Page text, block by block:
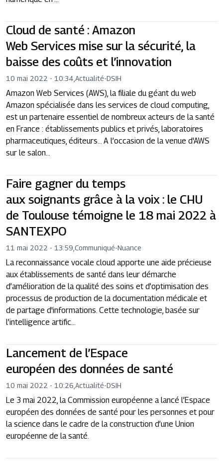
Cloud de santé : Amazon
Web Services mise sur la sécurité, la
baisse des coûts et l’innovation
10 mai 2022 - 10:34 Actualité-DSIH
Amazon Web Services (AWS), la filiale du géant du web
Amazon spécialisée dans les services de cloud computing,
est un partenaire essentiel de nombreux acteurs de la santé
en France : établissements publics et privés, laboratoires
pharmaceutiques, éditeurs… A l’occasion de la venue d'AWS
sur le salon...
Faire gagner du temps
aux soignants grâce à la voix : le CHU
de Toulouse témoigne le 18 mai 2022 à
SANTEXPO
11 mai 2022 - 13:59 Communiqué-Nuance
La reconnaissance vocale cloud apporte une aide précieuse
aux établissements de santé dans leur démarche
d’amélioration de la qualité des soins et d’optimisation des
processus de production de la documentation médicale et
de partage d'informations. Cette technologie, basée sur
l’intelligence artific...
Lancement de l’Espace
européen des données de santé
10 mai 2022 - 10:26 Actualité-DSIH
Le 3 mai 2022, la Commission européenne a lancé l’Espace
européen des données de santé pour les personnes et pour
la science dans le cadre de la construction d’une Union
européenne de la santé.